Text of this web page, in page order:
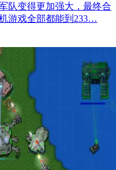
队变得更加强大，最终合
游戏全部都能到233…